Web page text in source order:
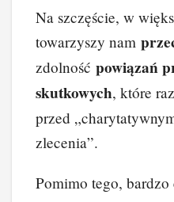
Na szczęście, w
towarzyszy nam
zdolność powiązań
skutkowych, które
przed
zlecenia”.
Pomimo tego, bardzo